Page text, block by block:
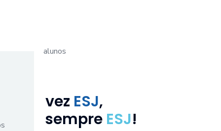
Uma vez ESJ,
para sempre ESJ!